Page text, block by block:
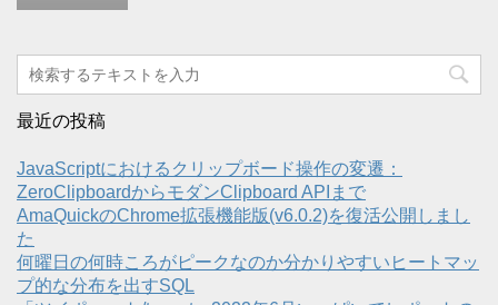
最近の投稿
JavaScriptにおけるクリップボード操作の変遷：
ZeroClipboardからモダンClipboard APIまで
AmaQuickのChrome拡張機能版(v6.0.2)を復活公開しまし
た
何曜日の何時ころがピークなのか分かりやすいヒートマッ
プ的な分布を出すSQL